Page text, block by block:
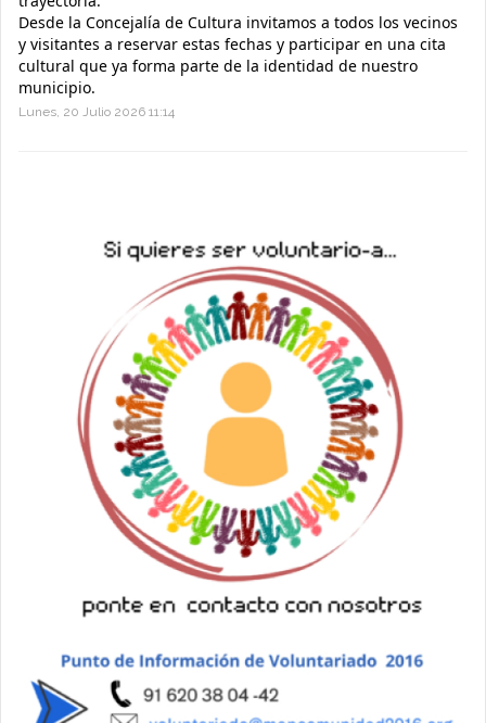
Desde la Concejalía de Cultura invitamos a todos los vecinos
y visitantes a reservar estas fechas y participar en una cita
cultural que ya forma parte de la identidad de nuestro
municipio.
Lunes, 20 Julio 2026 11:14